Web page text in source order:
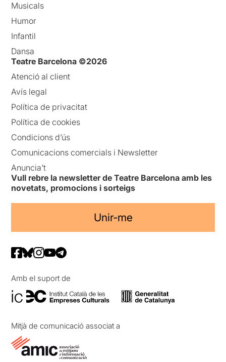
Musicals
Humor
Infantil
Dansa
Teatre Barcelona ©2026
Atenció al client
Avís legal
Política de privacitat
Política de cookies
Condicions d’ús
Comunicacions comercials i Newsletter
Anuncia’t
Vull rebre la newsletter de Teatre Barcelona amb les
novetats, promocions i sorteigs
Unir-me
Amb el suport de
Mitjà de comunicació associat a